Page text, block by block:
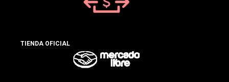
TIENDA OFICIAL